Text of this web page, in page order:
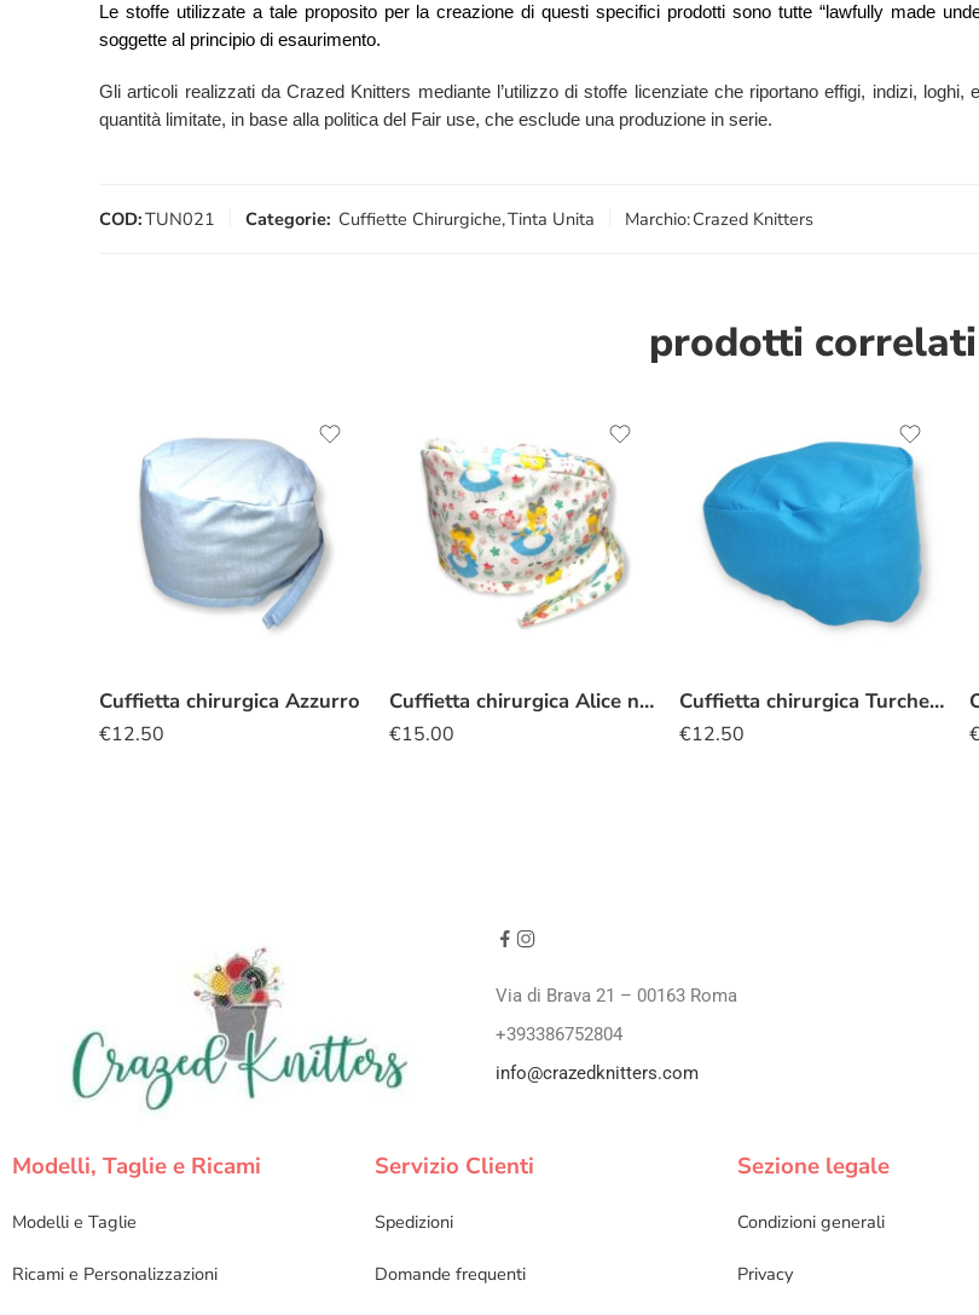
Le stoffe utilizzate a tale proposito per la creazione di questi specifici prodotti sono tutte “lawfully made
soggette al principio di esaurimento.
Gli articoli realizzati da Crazed Knitters mediante l’utilizzo di stoffe licenziate che riportano effigi, indizi,
quantità limitate, in base alla politica del Fair use, che esclude una produzione in serie.
COD:TUN021 Categorie: Cuffiette Chirurgiche,Tinta Unita Marchio:Crazed Knitters
prodotti correlati
Cuffietta chirurgica Azzurro
€12.50
Cuffietta chirurgica Alice nel Paese delle Meraviglie fiorellini
€15.00
Cuffietta chirurgica Turchese
€12.50
Via di Brava 21 – 00163 Roma
+393386752804
info@crazedknitters.com
Modelli, Taglie e Ricami
Modelli e Taglie
Ricami e Personalizzazioni
Servizio Clienti
Spedizioni
Domande frequenti
Sezione legale
Condizioni generali
Privacy